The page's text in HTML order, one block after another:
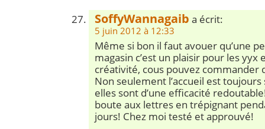
SoffyWannagaib a écrit:
5 juin 2012 à 12:33
Même si bon il faut avouer qu’une
magasin c’est un plaisir pour les yyx
créativité, cous pouvez commander
Non seulement l’accueil est
elles sont d’une efficacité
boute aux lettres en trépignant
jours! Chez moi testé et approuvé!